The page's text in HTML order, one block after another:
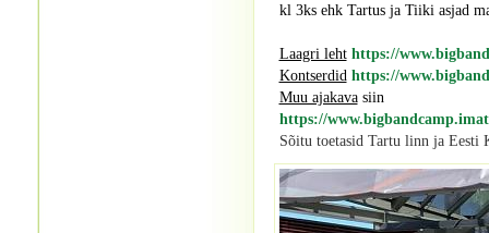
kl 3ks ehk Tartus ja Tiiki asjad
Laagri leht https://
Kontserdid https://
Muu ajakavasiin
https://
Sõitu toetasid Tartu linn ja Eesti